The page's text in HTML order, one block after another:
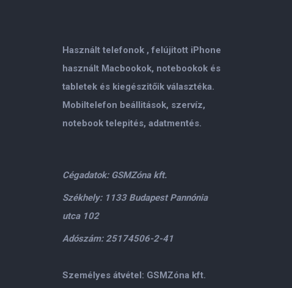
Használt telefonok , felújitott iPhone
használt Macbookok, notebookok és
tabletek és kiegészitőik választéka.
Mobiltelefon beállitások, szervíz,
notebook telepités, adatmentés.
Cégadatok: GSMZóna kft.
Székhely: 1133 Budapest Pannónia
utca 102
Adószám: 25174506-2-41
Személyes átvétel: GSMZóna kft.